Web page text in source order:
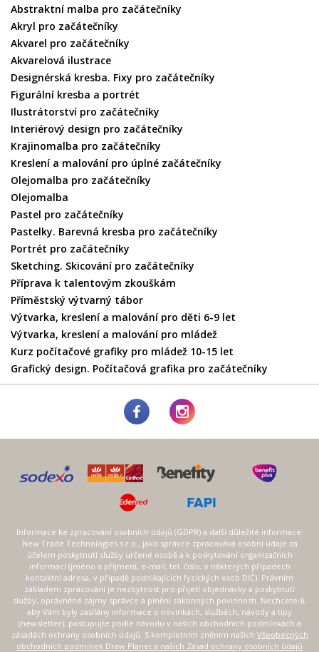
Abstraktní malba pro začátečníky
Akryl pro začátečníky
Akvarel pro začátečníky
Akvarelová ilustrace
Designérská kresba. Fixy pro začátečníky
Figurální kresba a portrét
Ilustrátorství pro začátečníky
Interiérový design pro začátečníky
Krajinomalba pro začátečníky
Kreslení a malování pro úplné začátečníky
Olejomalba pro začátečníky
Olejomalba
Pastel pro začátečníky
Pastelky. Barevná kresba pro začátečníky
Portrét pro začátečníky
Sketching. Skicování pro začátečníky
Příprava k talentovým zkouškám
Příměstský výtvarný tábor
Výtvarka, kreslení a malování pro děti 6-9 let
Výtvarka, kreslení a malování pro mládež
Kurz počítačové grafiky pro mládež 10-15 let
Grafický design. Počítačová grafika pro začátečníky
Informace ke zpracování osobních údajů (GDPR) a další důležité informace:
New Trade Technologies s.r.o., jako správce zpracovává osobní údaje za
účelem poskytnutí služby určené osobě a k poskytování organizačních
informací (jméno a příjmení, e-mail, tel. číslo, v některých případech
kontaktní adresa, v případě podnikajících fyzických osob DIČ). Právním
základem zpracování je nezbytnost pro přijetí objednávky a poskytnutí
služby, oprávněné zájmy správce a plnění zákonných povinností. Nechcete-li,
aby Vám byly zasílány informace o novinkách, službách, návody a tipy
(newsletter), postupujte podle návodu v našich obchodních podmínkách a
zásadách ochrany osobních údajů. S kompletním zněním našich Všeobecných
obchodních podmínek Draw Planet a našich Zásad ochrany osobních údajů